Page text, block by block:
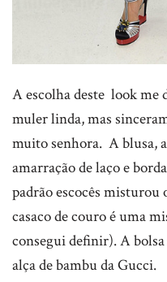
A escolha deste look me
muler linda, mas
muito senhora. A blusa,
amarração de laço e
padrão escocês misturou
casaco de couro é uma
consegui definir). A
alça de bambu da Gucci.